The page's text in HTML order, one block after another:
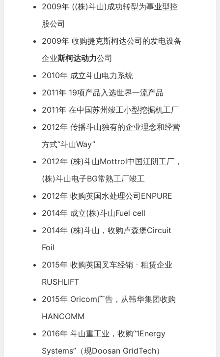
2009年 ((株)斗山)成功转型为事业型控
股公司
2009年 收购捷克斯柯达公司的发电设备
企业斯柯达动力公司
2010年 成立斗山电力系统
2011年 19项产品入选世界一流产品
2011年 在中国苏州竣工小型挖掘机工厂
2012年 传播斗山独有的企业理念和经营
方式“斗山Way”
2012年 (株)斗山Mottrol中国江阴工厂，
(株)斗山电子BG常熟工厂竣工
2012年 收购英国水处理公司ENPURE
2014年 成立(株)斗山Fuel cell
2014年 (株)斗山，收购卢森堡Circuit
Foil
2015年 收购英国叉车经销ㆍ租赁企业
RUSHLIFT
2015年 Oricom广告，从韩华集团收购
HANCOMM
2016年 斗山重工业，收购“1Energy
Systems”（现Doosan GridTech）